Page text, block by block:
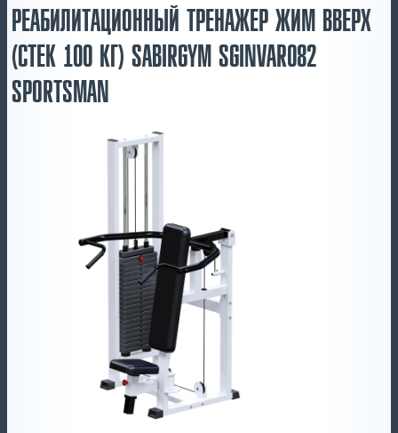
РЕАБИЛИТАЦИОННЫЙ ТРЕНАЖЕР ЖИМ ВВЕРХ
(СТЕК 100 КГ) SABIRGYM SGINVAR082
SPORTSMAN